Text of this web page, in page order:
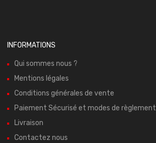
INFORMATIONS
Qui sommes nous ?
Mentions légales
Conditions générales de vente
Paiement Sécurisé et modes de règlement
Livraison
Contactez nous